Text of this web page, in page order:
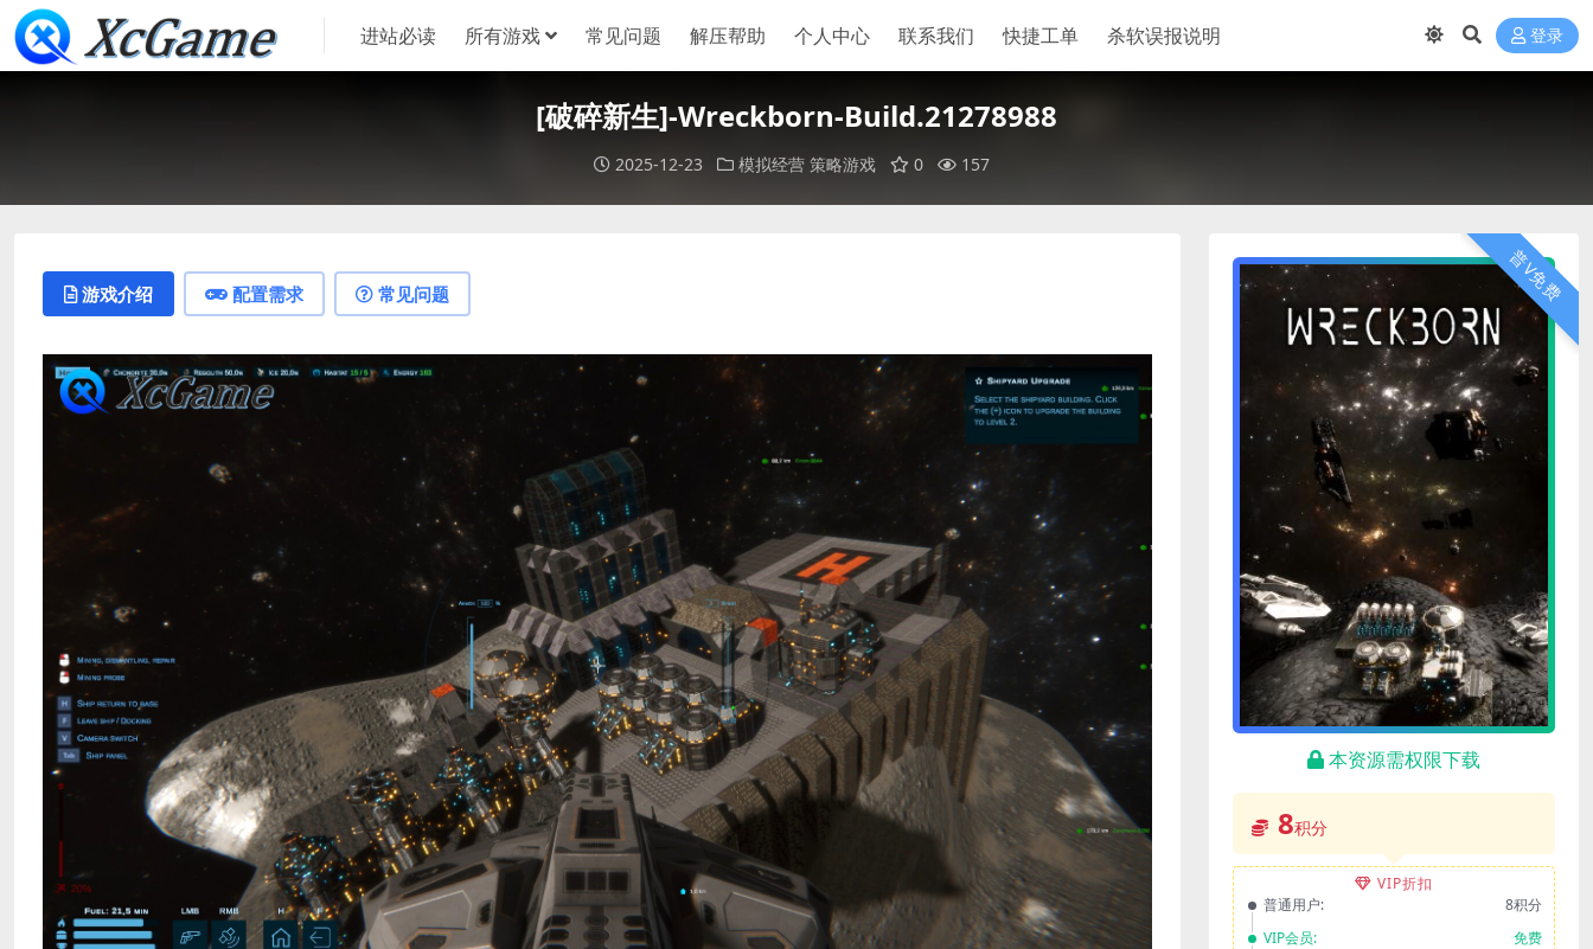
进站必读 所有游戏 常见问题 解压帮助 个人中心 联系我们 快捷工单 杀软误报说明 登录
[破碎新生]-Wreckborn-Build.21278988
2025-12-23 模拟经营 策略游戏 0 157
游戏介绍 配置需求 常见问题 普V免费
本资源需权限下载
8积分
VIP折扣
普通用户:
8积分
VIP会员:
免费